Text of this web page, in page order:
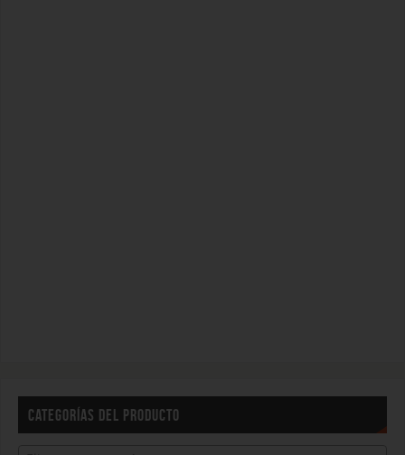
CATEGORÍAS DEL PRODUCTO